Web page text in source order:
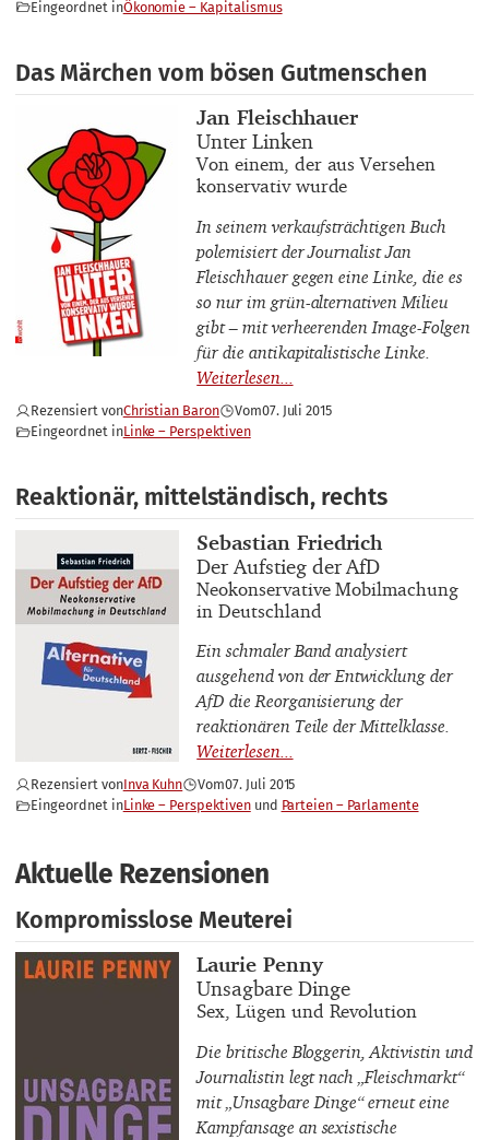
Eingeordnet inÖkonomie – Kapitalismus
Das Märchen vom bösen Gutmenschen
Buchautor_innen
Jan Fleischhauer
Buchtitel
Unter Linken
Buchuntertitel
Von einem, der aus Versehen
konservativ wurde
In seinem verkaufsträchtigen Buch
polemisiert der Journalist Jan
Fleischhauer gegen eine Linke, die es
so nur im grün-alternativen Milieu
gibt – mit verheerenden Image-Folgen
für die antikapitalistische Linke.
Rezensiert vonChristian Baron Vom07. Juli 2015
Eingeordnet inLinke – Perspektiven
Reaktionär, mittelständisch, rechts
Buchautor_innen
Sebastian Friedrich
Buchtitel
Der Aufstieg der AfD
Buchuntertitel
Neokonservative Mobilmachung
in Deutschland
Ein schmaler Band analysiert
ausgehend von der Entwicklung der
AfD die Reorganisierung der
reaktionären Teile der Mittelklasse.
Rezensiert vonInva Kuhn Vom07. Juli 2015
Eingeordnet inLinke – Perspektiven Parteien – Parlamente
Aktuelle Rezensionen
Kompromisslose Meuterei
Buchautor_innen
Laurie Penny
Buchtitel
Unsagbare Dinge
Buchuntertitel
Sex, Lügen und Revolution
Die britische Bloggerin, Aktivistin und
Journalistin legt nach „Fleischmarkt“
mit „Unsagbare Dinge“ erneut eine
Kampfansage an sexistische